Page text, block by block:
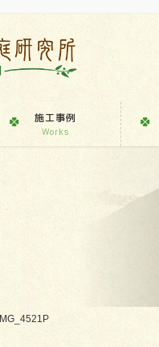
施工事例
Works
IMG_4521P